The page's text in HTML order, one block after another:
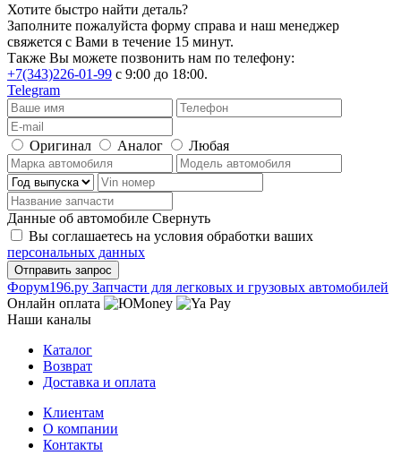
Хотите быстро найти деталь?
Заполните пожалуйста форму справа и наш менеджер
свяжется с Вами в течение 15 минут.
Также Вы можете позвонить нам по телефону:
+7(343)226-01-99 с 9:00 до 18:00.
Telegram
Оригинал Аналог Любая
Данные об автомобиле Свернуть
Вы соглашаетесь на условия обработки ваших
персональных данных
Фoрум196.ру Запчасти для легковых и грузовых автомобилей
Онлайн оплата
Наши каналы
Каталог
Возврат
Доставка и оплата
Клиентам
О компании
Контакты